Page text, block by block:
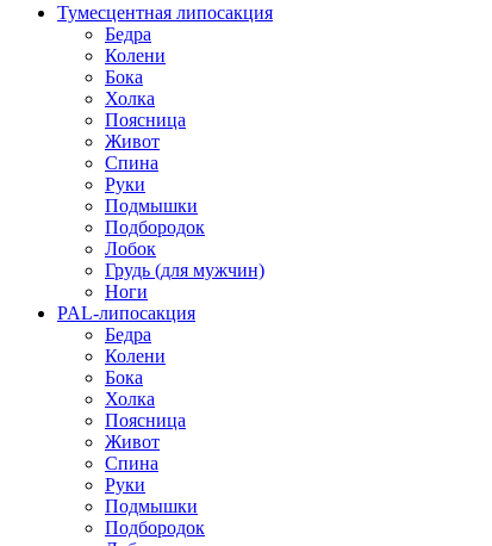
Тумесцентная липосакция
Бедра
Колени
Бока
Холка
Поясница
Живот
Спина
Руки
Подмышки
Подбородок
Лобок
Грудь (для мужчин)
Ноги
PAL-липосакция
Бедра
Колени
Бока
Холка
Поясница
Живот
Спина
Руки
Подмышки
Подбородок